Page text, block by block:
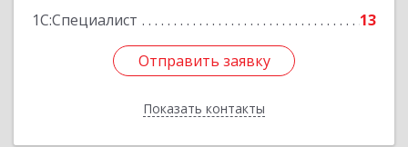
1С:Специалист
13
Отправить заявку
Показать контакты
Отправить заявку
Назад